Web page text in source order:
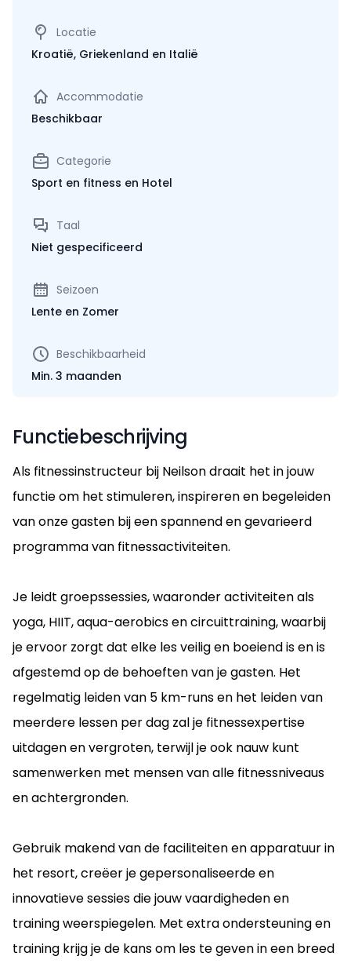
Locatie
Kroatië, Griekenland en Italië
Accommodatie
Beschikbaar
Categorie
Sport en fitness en Hotel
Taal
Niet gespecificeerd
Seizoen
Lente en Zomer
Beschikbaarheid
Min. 3 maanden
Functiebeschrijving
Als fitnessinstructeur bij Neilson draait het in jouw
functie om het stimuleren, inspireren en begeleiden
van onze gasten bij een spannend en gevarieerd
programma van fitnessactiviteiten.
Je leidt groepssessies, waaronder activiteiten als
yoga, HIIT, aqua-aerobics en circuittraining, waarbij
je ervoor zorgt dat elke les veilig en boeiend is en is
afgestemd op de behoeften van je gasten. Het
regelmatig leiden van 5 km-runs en het leiden van
meerdere lessen per dag zal je fitnessexpertise
uitdagen en vergroten, terwijl je ook nauw kunt
samenwerken met mensen van alle fitnessniveaus
en achtergronden.
Gebruik makend van de faciliteiten en apparatuur in
het resort, creëer je gepersonaliseerde en
innovatieve sessies die jouw vaardigheden en
training weerspiegelen. Met extra ondersteuning en
training krijg je de kans om les te geven in een breed